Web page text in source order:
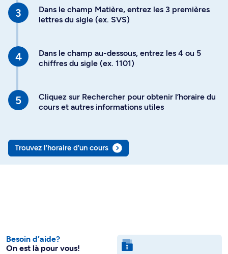
Dans le champ Matière, entrez les 3 premières
lettres du sigle (ex. SVS)
Dans le champ au-dessous, entrez les 4 ou 5
chiffres du sigle (ex. 1101)
Cliquez sur Rechercher pour obtenir l’horaire du
cours et autres informations utiles
Trouvez l’horaire d’un cours
Besoin d’aide?
On est là pour vous!